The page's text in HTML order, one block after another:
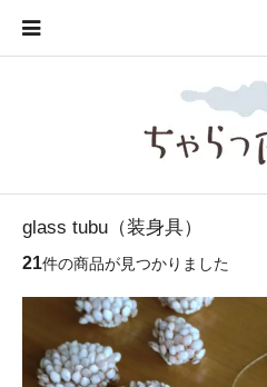
glass tubu（装身具）
21件の商品が見つかりました